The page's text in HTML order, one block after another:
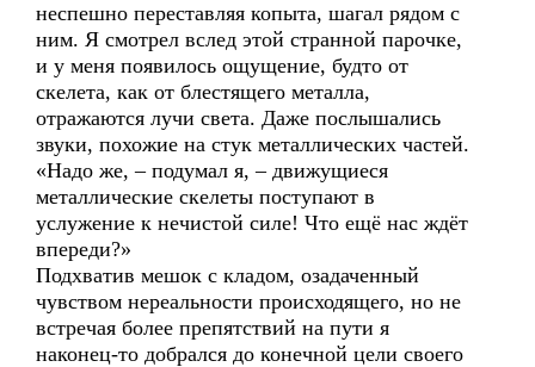
неспешно переставляя копыта, шагал рядом с
ним. Я смотрел вслед этой странной парочке,
и у меня появилось ощущение, будто от
скелета, как от блестящего металла,
отражаются лучи света. Даже послышались
звуки, похожие на стук металлических частей.
«Надо же, – подумал я, – движущиеся
металлические скелеты поступают в
услужение к нечистой силе! Что ещё нас ждёт
впереди?»
Подхватив мешок с кладом, озадаченный
чувством нереальности происходящего, но не
встречая более препятствий на пути я
наконец-то добрался до конечной цели своего